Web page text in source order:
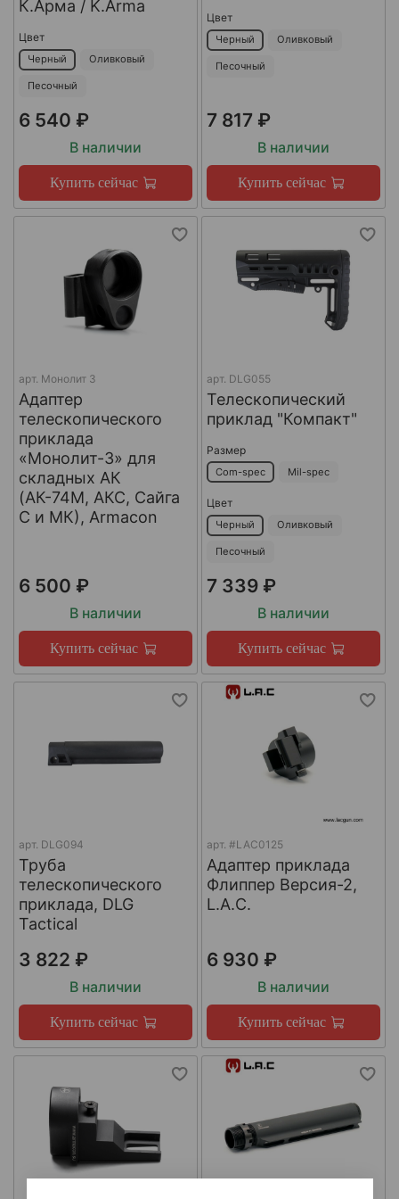
К.Арма / K.Arma
Цвет
Черный Оливковый
Песочный
6 540 ₽
В наличии
Купить сейчас
Цвет
Черный Оливковый
Песочный
7 817 ₽
В наличии
Купить сейчас
арт. Монолит 3
Адаптер
телескопического
приклада
«Монолит-3» для
складных АК
(АК-74М, АКС, Сайга
С и МК), Armacon
6 500 ₽
В наличии
Купить сейчас
арт. DLG055
Телескопический
приклад "Компакт"
Размер
Com-spec Mil-spec
Цвет
Черный Оливковый
Песочный
7 339 ₽
В наличии
Купить сейчас
арт. DLG094
Труба
телескопического
приклада, DLG
Tactical
3 822 ₽
В наличии
Купить сейчас
арт. #LAC0125
Адаптер приклада
Флиппер Версия-2,
L.A.C.
6 930 ₽
В наличии
Купить сейчас